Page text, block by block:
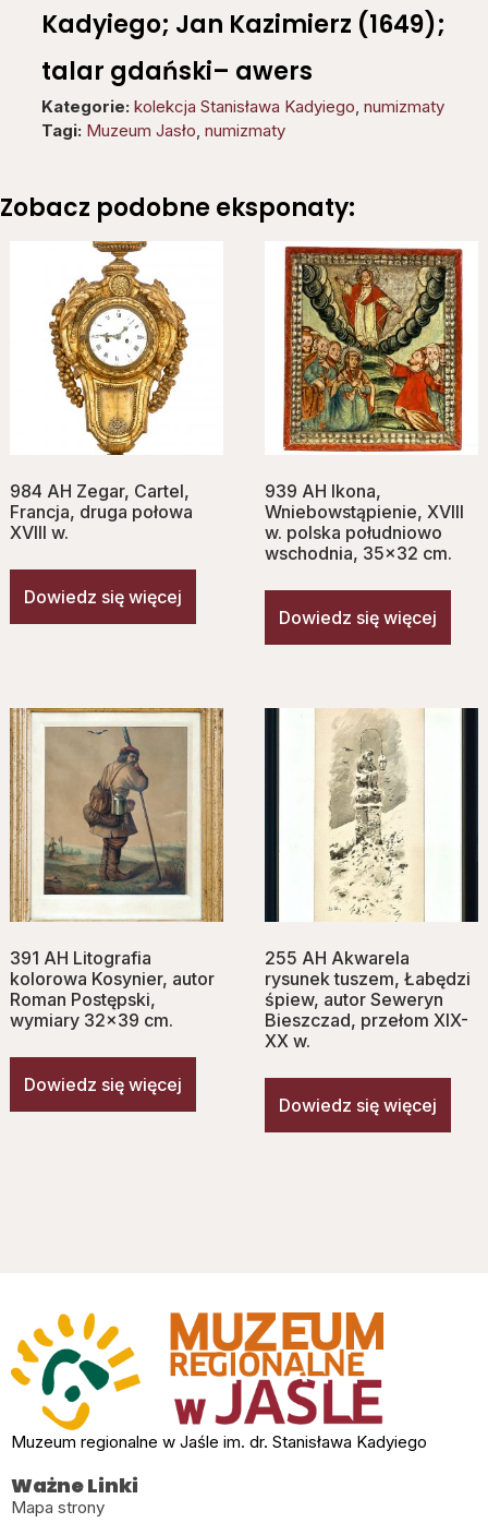
Kadyiego; Jan Kazimierz (1649);
talar gdański– awers
Kategorie: kolekcja Stanisława Kadyiego, numizmaty
Tagi: Muzeum Jasło, numizmaty
Zobacz podobne eksponaty:
984 AH Zegar, Cartel,
Francja, druga połowa
XVIII w.
Dowiedz się więcej
939 AH Ikona,
Wniebowstąpienie, XVIII
w. polska południowo
wschodnia, 35×32 cm.
Dowiedz się więcej
391 AH Litografia
kolorowa Kosynier, autor
Roman Postępski,
wymiary 32×39 cm.
Dowiedz się więcej
255 AH Akwarela
rysunek tuszem, Łabędzi
śpiew, autor Seweryn
Bieszczad, przełom XIX-
XX w.
Dowiedz się więcej
Muzeum regionalne w Jaśle im. dr. Stanisława Kadyiego
Ważne Linki
Mapa strony